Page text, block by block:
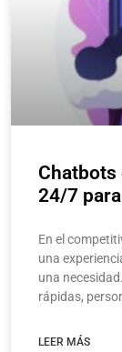
Chatbots
24/7
En el
una
una
rápidas,
LEER MÁS